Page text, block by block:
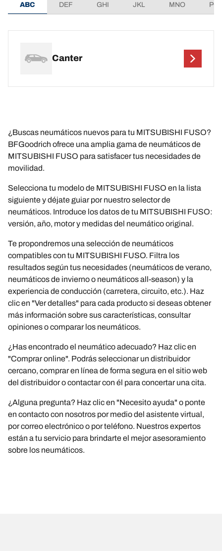
ABC DEF GHI JKL MNO
Canter
¿Buscas neumáticos nuevos para tu MITSUBISHI FUSO?
BFGoodrich ofrece una amplia gama de neumáticos de
MITSUBISHI FUSO para satisfacer tus necesidades de
movilidad.
Selecciona tu modelo de MITSUBISHI FUSO en la lista
siguiente y déjate guiar por nuestro selector de
neumáticos. Introduce los datos de tu MITSUBISHI FUSO:
versión, año, motor y medidas del neumático original.
Te propondremos una selección de neumáticos
compatibles con tu MITSUBISHI FUSO. Filtra los
resultados según tus necesidades (neumáticos de verano,
neumáticos de invierno o neumáticos all-season) y la
experiencia de conducción (carretera, circuito, etc.). Haz
clic en "Ver detalles" para cada producto si deseas obtener
más información sobre sus características, consultar
opiniones o comparar los neumáticos.
¿Has encontrado el neumático adecuado? Haz clic en
"Comprar online". Podrás seleccionar un distribuidor
cercano, comprar en línea de forma segura en el sitio web
del distribuidor o contactar con él para concertar una cita.
¿Alguna pregunta? Haz clic en "Necesito ayuda" o ponte
en contacto con nosotros por medio del asistente virtual,
por correo electrónico o por teléfono. Nuestros expertos
están a tu servicio para brindarte el mejor asesoramiento
sobre los neumáticos.